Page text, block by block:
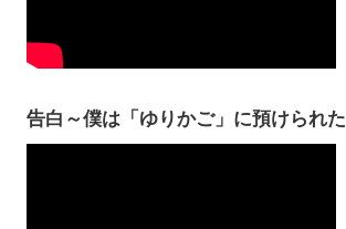
告白～僕は「ゆりかご」に預けられた